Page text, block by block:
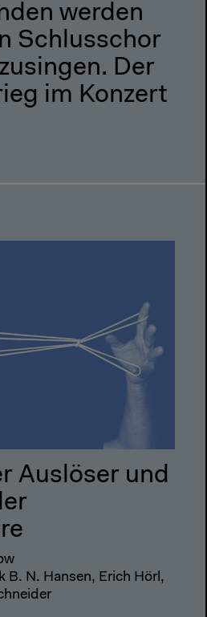
werden
Schlusschor
Der
im Konzert
Auslöser und
B. N. Hansen, Erich Hörl,